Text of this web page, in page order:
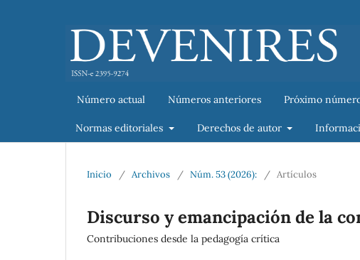
Número actual Números anteriores Próximo
Normas editoriales Derechos de autor
Inicio / Archivos / Núm. 53 (2026): / Artículos
Discurso y emancipación de la
Contribuciones desde la pedagogía crítica